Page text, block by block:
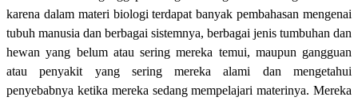
karena dalam materi biologi terdapat banyak pembahasan mengenai
tubuh manusia dan berbagai sistemnya, berbagai jenis tumbuhan dan
hewan yang belum atau sering mereka temui, maupun gangguan
atau penyakit yang sering mereka alami dan mengetahui
penyebabnya ketika mereka sedang mempelajari materinya. Mereka